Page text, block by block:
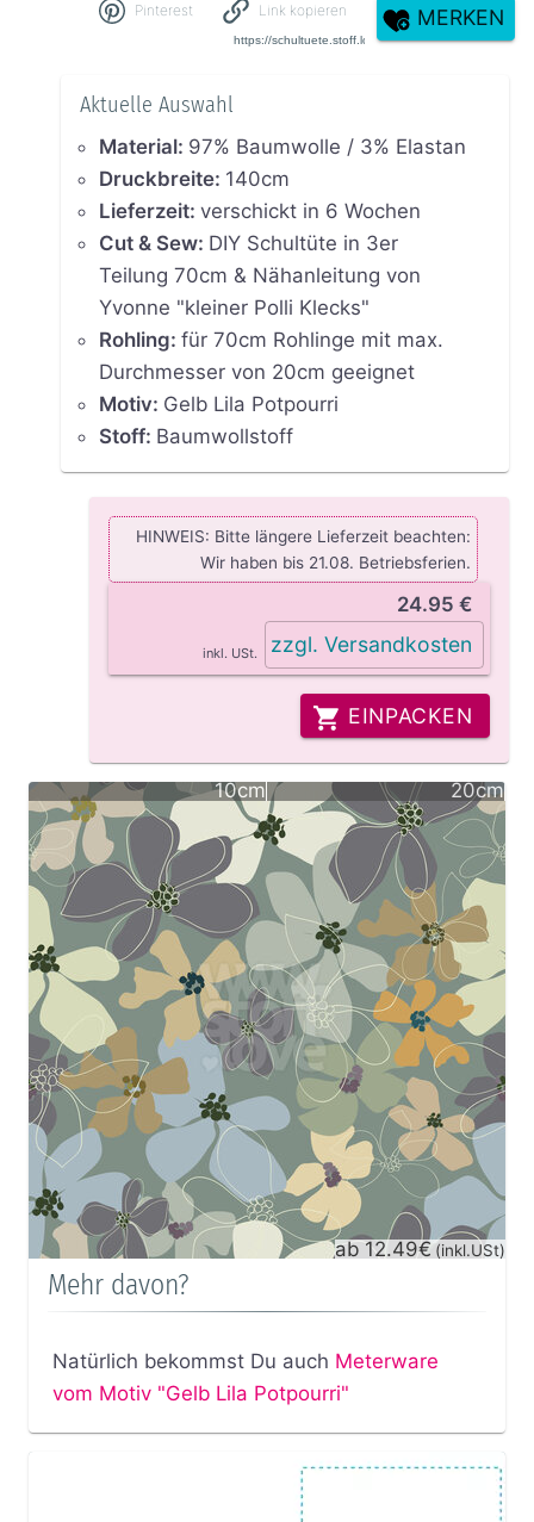
Pinterest Link kopieren MERKEN
Aktuelle Auswahl
Material: 97% Baumwolle / 3% Elastan
Druckbreite: 140cm
Lieferzeit: verschickt in 6 Wochen
Cut & Sew: DIY Schultüte in 3er
Teilung 70cm & Nähanleitung von
Yvonne "kleiner Polli Klecks"
Rohling: für 70cm Rohlinge mit max.
Durchmesser von 20cm geeignet
Motiv: Gelb Lila Potpourri
Stoff: Baumwollstoff
HINWEIS: Bitte längere Lieferzeit beachten:
Wir haben bis 21.08. Betriebsferien.
24.95 €
inkl. USt. zzgl. Versandkosten
EINPACKEN
10cm 20cm
ab 12.49€ (inkl.USt)
Mehr davon?
Natürlich bekommst Du auch Meterware
vom Motiv "Gelb Lila Potpourri"